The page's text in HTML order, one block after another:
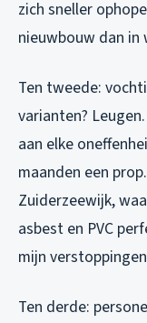
zich sneller
nieuwbouw dan in
Ten tweede:
varianten?
aan elke
maanden een
Zuiderzeewijk,
asbest en PVC
mijn
Ten derde: